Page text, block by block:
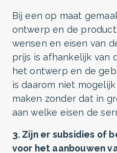
Bij een op maat
ontwerp en de
wensen en eisen van
prijs is afhankelijk van
het ontwerp en de
is daarom niet
maken zonder dat in
aan welke eisen de
3. Zijn er subsidies of
voor het aanbouwen